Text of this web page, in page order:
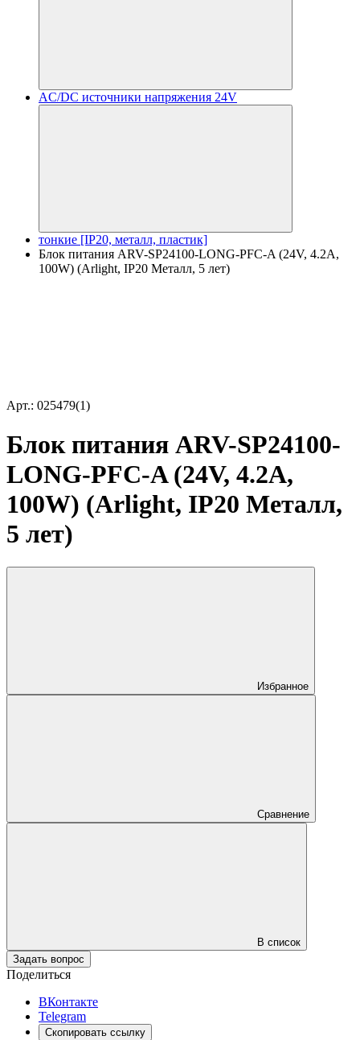
AC/DC источники напряжения 24V
тонкие [IP20, металл, пластик]
Блок питания ARV-SP24100-LONG-PFC-A (24V, 4.2A,
100W) (Arlight, IP20 Металл, 5 лет)
Арт.: 025479(1)
Блок питания ARV-SP24100-
LONG-PFC-A (24V, 4.2A,
100W) (Arlight, IP20 Металл,
5 лет)
Избранное
Сравнение
В список
Задать вопрос
Поделиться
ВКонтакте
Telegram
Скопировать ссылку